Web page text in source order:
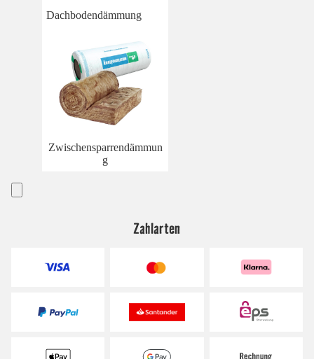
Dachbodendämmung
Zwischensparrendämmun
g
Zahlarten